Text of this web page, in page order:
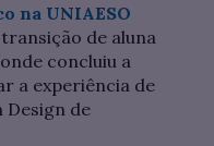
na UNIAESO
de aluna
concluiu a
a experiência de
Design de